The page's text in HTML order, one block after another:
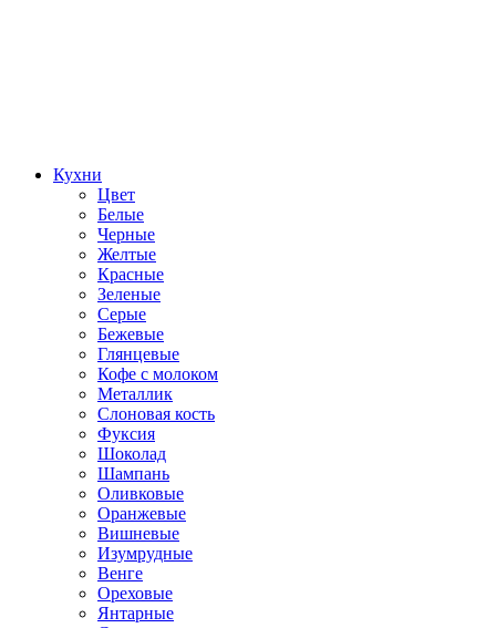
Кухни
Цвет
Белые
Черные
Желтые
Красные
Зеленые
Серые
Бежевые
Глянцевые
Кофе с молоком
Металлик
Слоновая кость
Фуксия
Шоколад
Шампань
Оливковые
Оранжевые
Вишневые
Изумрудные
Венге
Ореховые
Янтарные